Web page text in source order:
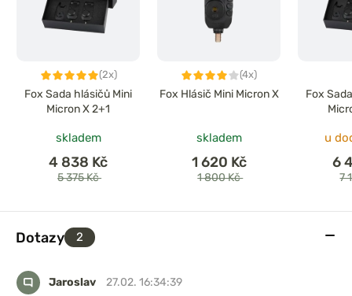
(2x)
Fox Sada hlásičů Mini
Micron X 2+1
skladem
4 838 Kč
5 375 Kč
(4x)
Fox Hlásič Mini Micron X
skladem
1 620 Kč
1 800 Kč
Fox
u
6
7
Dotazy 2
Jaroslav
27.02. 16:34:39